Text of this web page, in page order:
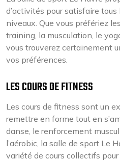
d’activités pour satisfaire
niveaux. Que vous préfériez
training, la musculation, le
vous trouverez certainement
vos préférences.
LES COURS DE FITNESS
Les cours de fitness sont un
remettre en forme tout en
danse, le renforcement
l’aérobic, la salle de sport Le
variété de cours collectifs